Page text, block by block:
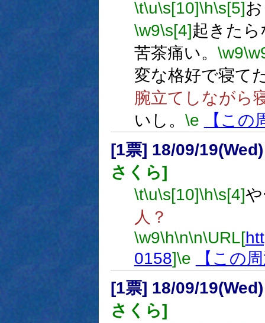
\t\u\s[10]\h\s[5]
\w9\s[4]起きた
苦茶痛い。 \w9
変な格好で寝て
腕立てしながら
いし。 \e
【この
[1票] 18/09/
さくら]
\t\u\s[10]\h\s[4]
人？
\w9\h\n\n\URL[
0158]\e
【この
[1票] 18/09/
さくら]